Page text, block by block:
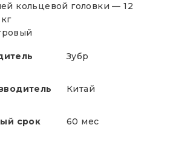
кольцевой головки — 12
Зубр
Китай
срок 60 мес